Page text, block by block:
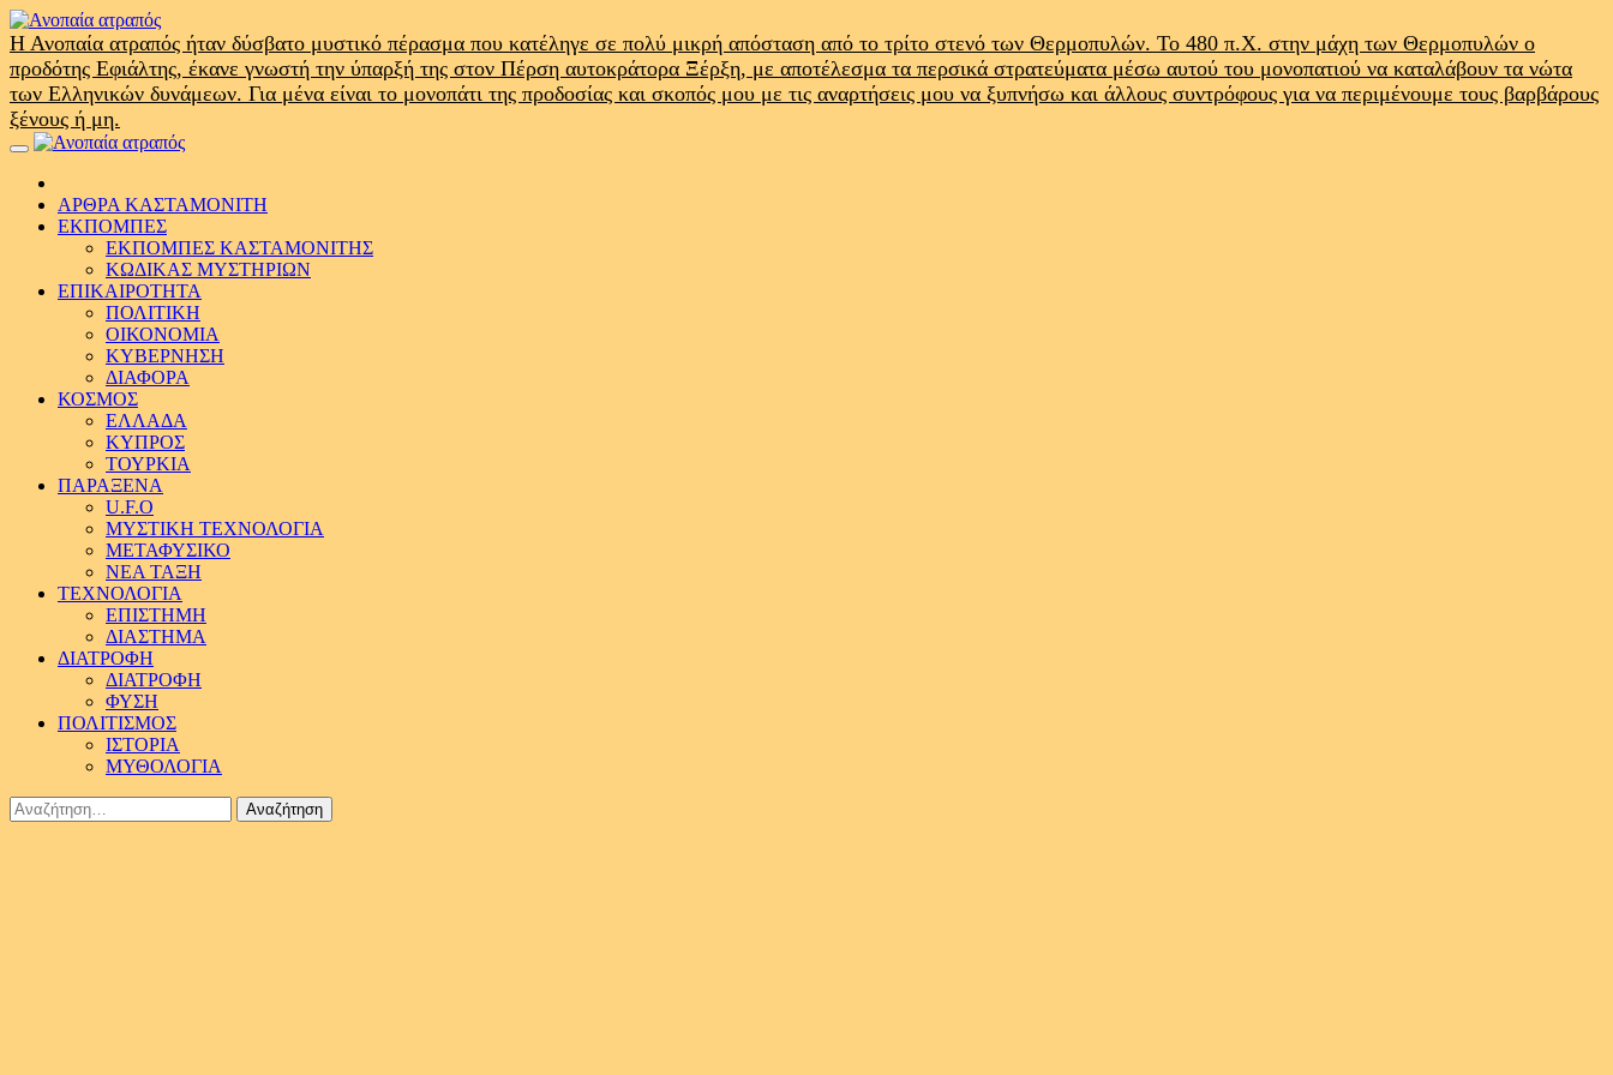
Skip
to
content
Η Ανοπαία ατραπός ήταν δύσβατο μυστικό πέρασμα που κατέληγε σε πολύ μικρή απόσταση από το τρίτο στενό των Θερμοπυλών. Το 480 π.Χ. στην μάχη των Θερμοπυλών ο
προδότης Εφιάλτης, έκανε γνωστή την ύπαρξή της στον Πέρση αυτοκράτορα Ξέρξη, με αποτέλεσμα τα περσικά στρατεύματα μέσω αυτού του μονοπατιού να καταλάβουν τα νώτα
των Ελληνικών δυνάμεων. Για μένα είναι το μονοπάτι της προδοσίας και σκοπός μου με τις αναρτήσεις μου να ξυπνήσω και άλλους συντρόφους για να περιμένουμε τους βαρβάρους
ξένους ή μη.
Primary
ΑΡΘΡΑ ΚΑΣΤΑΜΟΝΙΤΗ
ΕΚΠΟΜΠΕΣ
ΕΚΠΟΜΠΕΣ ΚΑΣΤΑΜΟΝΙΤΗΣ
ΚΩΔΙΚΑΣ ΜΥΣΤΗΡΙΩΝ
ΕΠΙΚΑΙΡΟΤΗΤΑ
ΠΟΛΙΤΙΚΗ
ΟΙΚΟΝΟΜΙΑ
ΚΥΒΕΡΝΗΣΗ
ΔΙΑΦΟΡΑ
ΚΟΣΜΟΣ
ΕΛΛΑΔΑ
ΚΥΠΡΟΣ
ΤΟΥΡΚΙΑ
ΠΑΡΑΞΕΝΑ
U.F.O
ΜΥΣΤΙΚΗ ΤΕΧΝΟΛΟΓΙΑ
ΜΕΤΑΦΥΣΙΚΟ
ΝΕΑ ΤΑΞΗ
ΤΕΧΝΟΛΟΓΙΑ
ΕΠΙΣΤΗΜΗ
ΔΙΑΣΤΗΜΑ
ΔΙΑΤΡΟΦΗ
ΔΙΑΤΡΟΦΗ
ΦΥΣΗ
ΠΟΛΙΤΙΣΜΟΣ
ΙΣΤΟΡΙΑ
ΜΥΘΟΛΟΓΙΑ
Αναζήτηση
για: